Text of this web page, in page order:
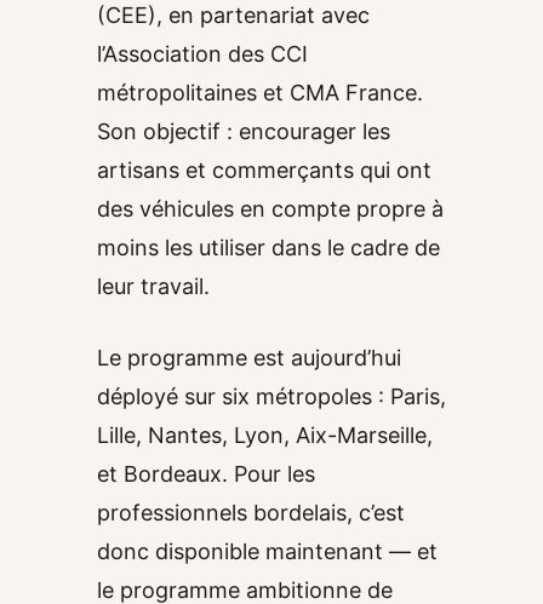
(CEE), en partenariat avec
l’Association des CCI
métropolitaines et CMA France.
Son objectif : encourager les
artisans et commerçants qui ont
des véhicules en compte propre à
moins les utiliser dans le cadre de
leur travail.
Le programme est aujourd’hui
déployé sur six métropoles : Paris,
Lille, Nantes, Lyon, Aix-Marseille,
et Bordeaux. Pour les
professionnels bordelais, c’est
donc disponible maintenant — et
le programme ambitionne de